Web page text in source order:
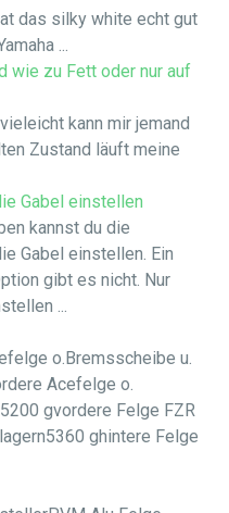
das silky white echt gut
...
wie zu Fett oder nur auf
kann mir jemand
Zustand läuft meine
Gabel einstellen
kannst du die
Gabel einstellen. Ein
gibt es nicht. Nur
...
o.Bremsscheibe u.
Acefelge o.
gvordere Felge FZR
ghintere Felge